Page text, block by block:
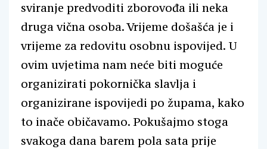
sviranje predvoditi zborovođa ili neka
druga vična osoba. Vrijeme došašća je i
vrijeme za redovitu osobnu ispovijed. U
ovim uvjetima nam neće biti moguće
organizirati pokornička slavlja i
organizirane ispovijedi po župama, kako
to inače običavamo. Pokušajmo stoga
svakoga dana barem pola sata prije